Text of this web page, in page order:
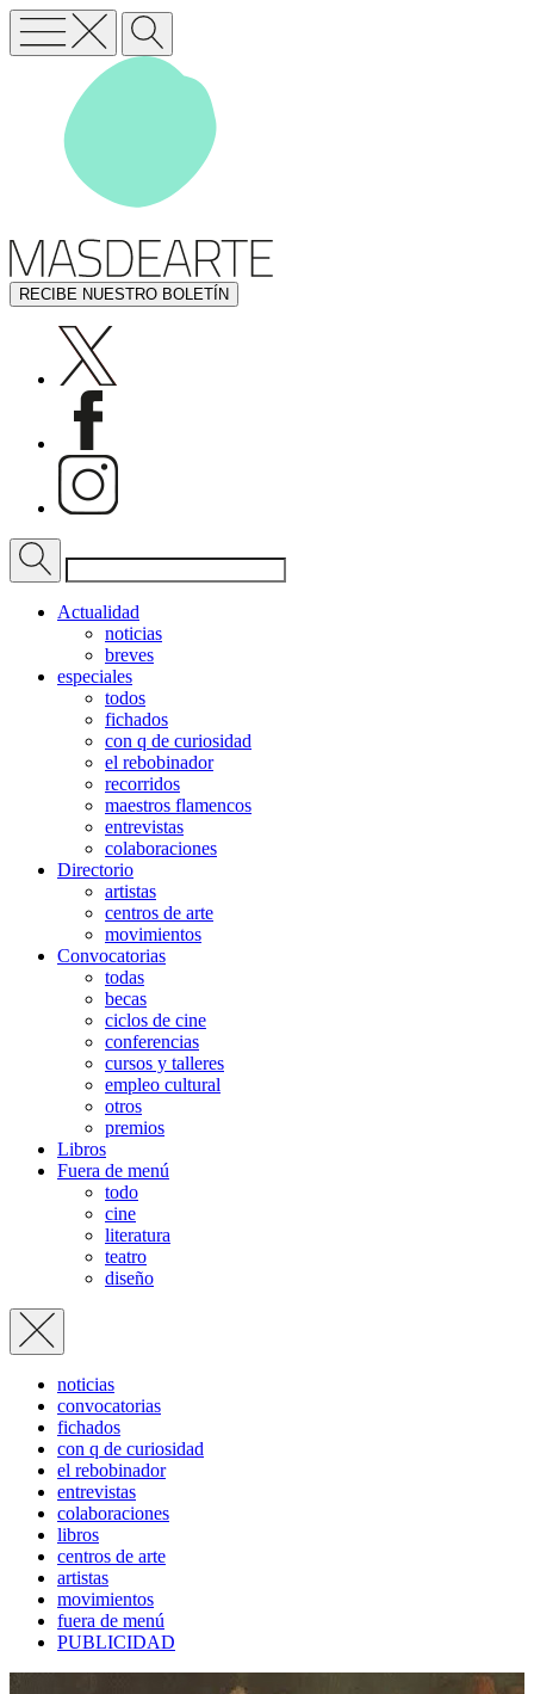
RECIBE NUESTRO BOLETÍN
Actualidad
noticias
breves
especiales
todos
fichados
con q de curiosidad
el rebobinador
recorridos
maestros flamencos
entrevistas
colaboraciones
Directorio
artistas
centros de arte
movimientos
Convocatorias
todas
becas
ciclos de cine
conferencias
cursos y talleres
empleo cultural
otros
premios
Libros
Fuera de menú
todo
cine
literatura
teatro
diseño
noticias
convocatorias
fichados
con q de curiosidad
el rebobinador
entrevistas
colaboraciones
libros
centros de arte
artistas
movimientos
fuera de menú
PUBLICIDAD